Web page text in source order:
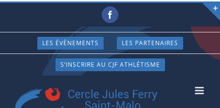
Passer
contenu
Facebook
LES ÉVÈNEMENTS LES PARTENAIRES
S’INSCRIRE AU CJF ATHLÉTISME